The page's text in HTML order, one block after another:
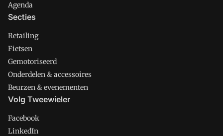
Agenda
Secties
Retailing
Fietsen
Gemotoriseerd
Onderdelen & accessoires
Beurzen & evenementen
Volg Tweewieler
Facebook
LinkedIn